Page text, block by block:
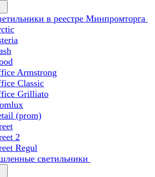
в реестре Минпромторга
Armstrong
Classic
Grilliato
(prom)
2
Regul
светильники